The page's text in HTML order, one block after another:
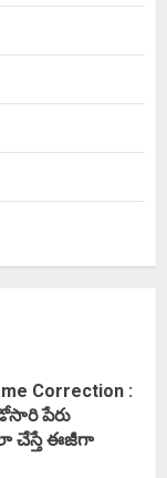
Correction :
పేరు
చేస్తే ఈజీగా